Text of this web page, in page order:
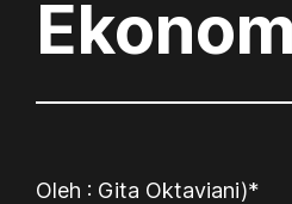
Oleh : Gita Oktaviani)*